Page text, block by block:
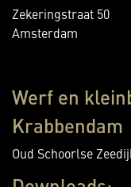
Zekeringstraat 50
Amsterdam
Werf en
Krabbendam
Oud Schoorlse